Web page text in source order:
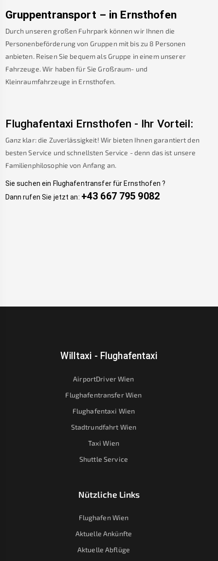
Gruppentransport – in Ernsthofen
Durch unseren großen Fuhrpark können wir Ihnen die
Personenbeförderung von Gruppen mit bis zu 8 Personen
anbieten. Reisen Sie bequem als Gruppe in einem unserer
Fahrzeuge. Wir haben für Sie Großraum- und
Kleinraumfahrzeuge in Ernsthofen.
Flughafentaxi Ernsthofen - Ihr Vorteil:
Ganz klar: die Zuverlässigkeit! Wir bieten Ihnen garantiert den
besten Service und schnellsten Service - denn das ist unsere
Familienphilosophie von Anfang an.
Sie suchen ein Flughafentransfer für Ernsthofen ?
Dann rufen Sie jetzt an: +43 667 795 9082
Willtaxi - Flughafentaxi
AirportDriver Wien
Flughafentransfer Wien
Flughafentaxi Wien
Stadtrundfahrt Wien
Taxi Wien
Shuttle Service
Nützliche Links
Flughafen Wien
Aktuelle Ankünfte
Aktuelle Abflüge